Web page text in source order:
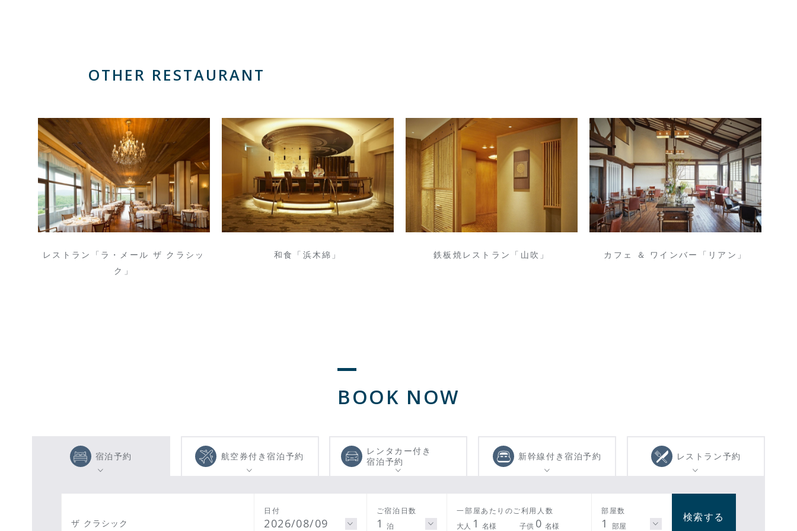
OTHER RESTAURANT
レストラン「ラ・メール ザ クラシッ
ク」
和食「浜木綿」 鉄板焼レストラン「山吹」 カフェ ＆ ワインバー「リアン」
BOOK NOW
宿泊予約 航空券付き宿泊予約
レンタカー付き
宿泊予約
新幹線付き宿泊予約 レストラン予約
ザ クラシック
日付
2026/08/09
ご宿泊日数
1 泊
一部屋あたりのご利用人数
大人 1 名様 子供 0 名様
部屋数
1 部屋
検索する